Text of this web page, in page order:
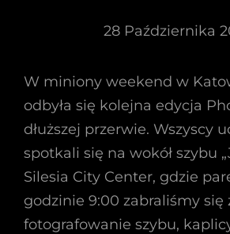
28 Października
W miniony weekend w
odbyła się kolejna edycja
dłuższej przerwie. Wszyscy
spotkali się na wokół szybu
Silesia City Center, gdzie
godzinie 9:00 zabraliśmy się
fotografowanie szybu,